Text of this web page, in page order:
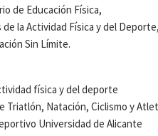
de Educación Física,
la Actividad Física y del Deporte,
Sin Límite.
física y del deporte
Triatlón, Natación, Ciclismo y
Universidad de Alicante